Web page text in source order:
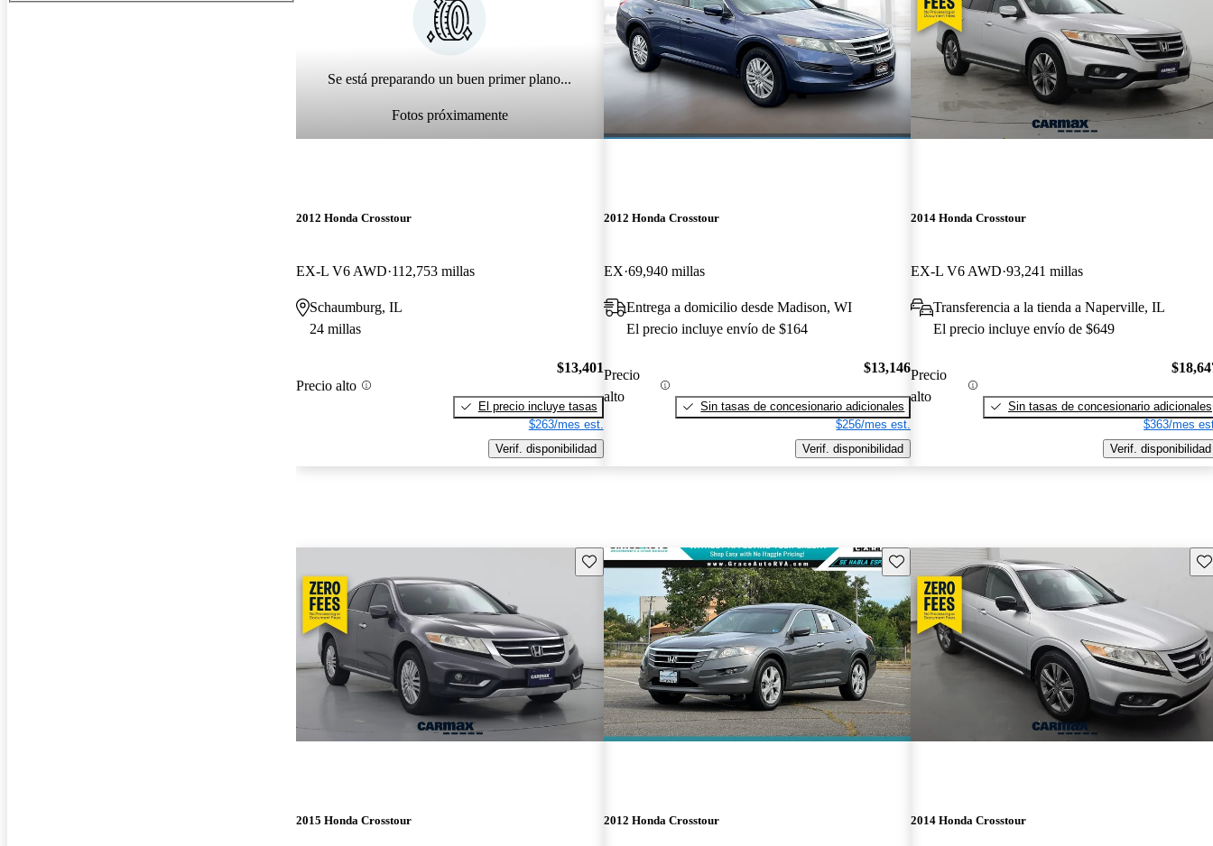
Se está preparando un buen primer plano...
Fotos próximamente
2012 Honda Crosstour
EX-L V6 AWD 112,753 millas
Schaumburg, IL
24 millas
Precio alto
$13,401
El precio incluye tasas
$263/mes est.
Verif. disponibilidad
2012 Honda Crosstour
EX 69,940 millas
Entrega a domicilio desde Madison, WI
El precio incluye envío de $164
Precio
alto
$13,146
Sin tasas de concesionario adicionales
$256/mes est.
Verif. disponibilidad
2014 Honda Crosstour
EX-L V6 AWD 93,241 millas
Transferencia a la tienda a Naperville, IL
El precio incluye envío de $649
Precio
alto
Sin tasas de concesionario adicionales
$363/mes
Verif. disponibilidad
Guarda este Aviso
2015 Honda Crosstour
Guarda este Aviso
2012 Honda Crosstour 2014 Honda Crosstour